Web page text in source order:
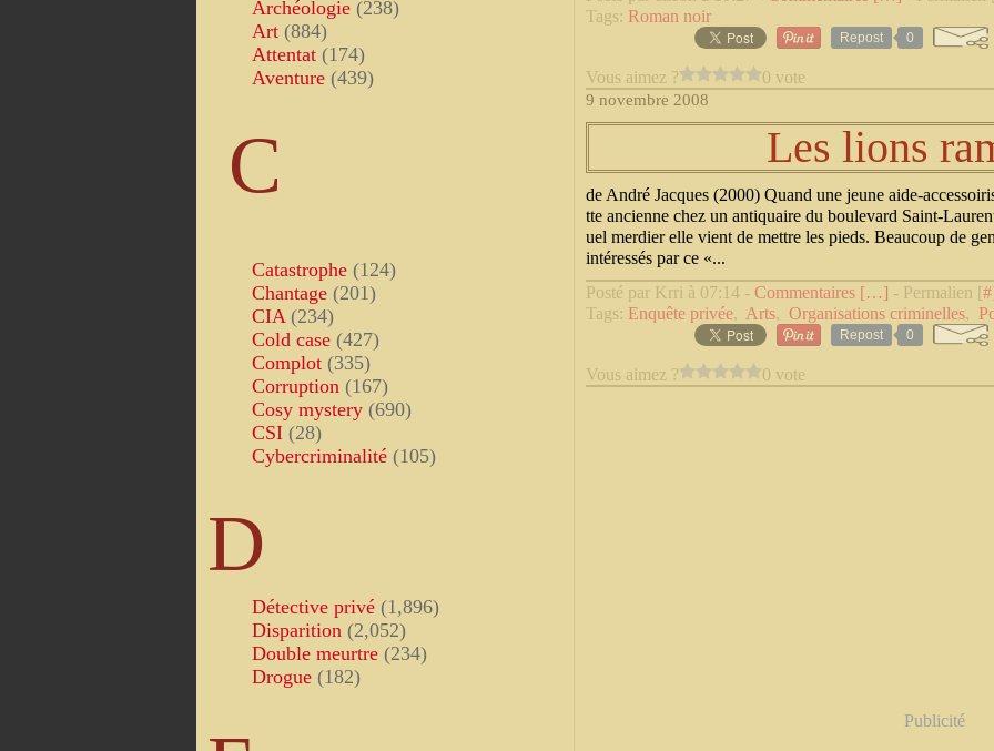
Archéologie (238)
Art (884)
Attentat (174)
Aventure (439)
C
Catastrophe (124)
Chantage (201)
CIA (234)
Cold case (427)
Complot (335)
Corruption (167)
Cosy mystery (690)
CSI (28)
Cybercriminalité (105)
D
Détective privé (1,896)
Disparition (2,052)
Double meurtre (234)
Drogue (182)
Tags: Roman noir
Repost 0
Vous aimez ? 0 vote
9 novembre 2008
Les lions
de André Jacques (2000) Quand une jeune aide-
tte ancienne chez un antiquaire du boulevard Saint-
uel merdier elle vient de mettre les pieds. Beaucoup de
intéressés par ce «...
Posté par Krri à 07:14 - Commentaires […] - Permalien [#
Tags: Enquête privée, Arts, Organisations criminelles,
Repost 0
Vous aimez ? 0 vote
Publicité